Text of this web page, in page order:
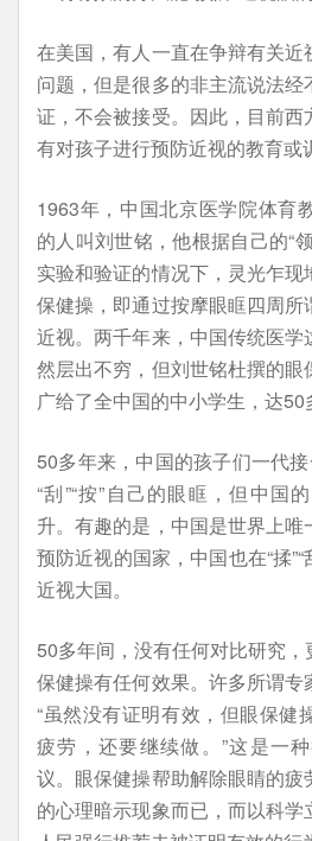
在美国，有人一直在争辩有关
问题，但是很多的非主流说法
证，不会被接受。因此，目前
有对孩子进行预防近视的教育或
1963年，中国北京医学院体育
的人叫刘世铭，他根据自己的“
实验和验证的情况下，灵光乍
保健操，即通过按摩眼眶四周
近视。两千年来，中国传统医
然层出不穷，但刘世铭杜撰的
广给了全中国的中小学生，达50
50多年来，中国的孩子们一代
“刮”“按”自己的眼眶，但中国
升。有趣的是，中国是世界上
预防近视的国家，中国也在“揉”“
近视大国。
50多年间，没有任何对比研究
保健操有任何效果。许多所谓专
“虽然没有证明有效，但眼保健
疲劳，还要继续做。”这是一
议。眼保健操帮助解除眼睛的
的心理暗示现象而已，而以科